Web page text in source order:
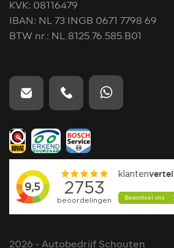
KVK: 08116479
IBAN: NL 73 INGB 0671 7798 69
BTW nr.: NL.8125.76.585.B01
2026 - Autobedrijf Schouten